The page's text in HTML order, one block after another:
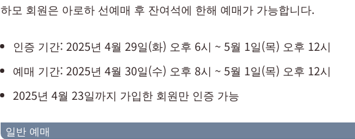
하모 회원은 아로하 선예매 후 잔여석에 한해 예매가 가능합니다.
인증 기간: 2025년 4월 29일(화) 오후 6시 ~ 5월 1일(목) 오후 12시
예매 기간: 2025년 4월 30일(수) 오후 8시 ~ 5월 1일(목) 오후 12시
2025년 4월 23일까지 가입한 회원만 인증 가능
일반 예매